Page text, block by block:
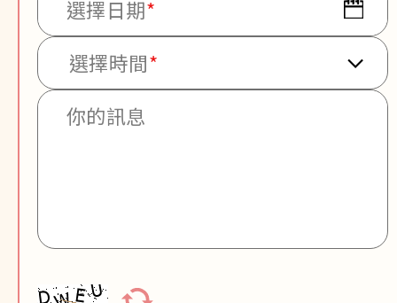
選擇日期*
選擇時間[*]
選擇時間*
你的訊息